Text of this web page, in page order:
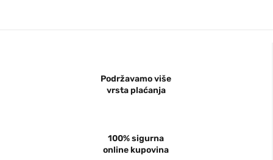
Podržavamo više
vrsta plaćanja
100% sigurna
online kupovina